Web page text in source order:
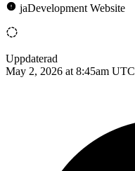
jaDevelopment Website
Uppdaterad
May 2, 2026 at 8:45am UTC